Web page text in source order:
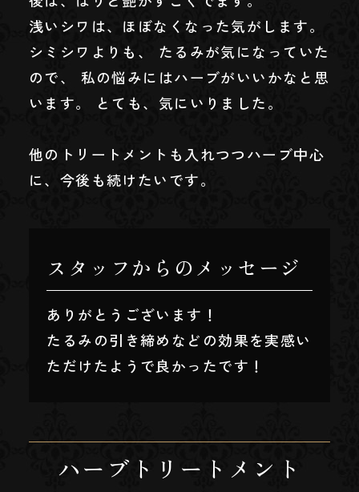
浅いシワは、ほぼなくなった気がします。
シミシワよりも、 たるみが気になっていた
ので、 私の悩みにはハーブがいいかなと思
います。 とても、気にいりました。
他のトリートメントも入れつつハーブ中心
に、今後も続けたいです。
スタッフからのメッセージ
ありがとうございます！
たるみの引き締めなどの効果を実感い
ただけたようで良かったです！
ハーブトリートメント